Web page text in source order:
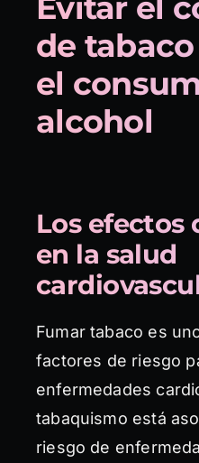
de
el
alcohol
Los efectos
en la salud
Fumar tabaco es
factores de riesgo
enfermedades
tabaquismo está
riesgo de